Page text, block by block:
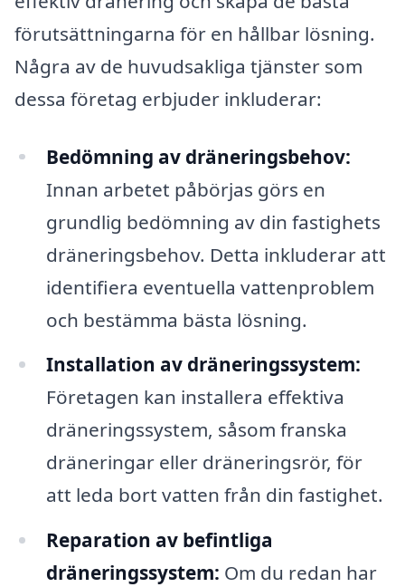
förutsättningarna för en hållbar lösning.
Några av de huvudsakliga tjänster som
dessa företag erbjuder inkluderar:
Bedömning av dräneringsbehov:
Innan arbetet påbörjas görs en
grundlig bedömning av din fastighets
dräneringsbehov. Detta inkluderar att
identifiera eventuella vattenproblem
och bestämma bästa lösning.
Installation av dräneringssystem:
Företagen kan installera effektiva
dräneringssystem, såsom franska
dräneringar eller dräneringsrör, för
att leda bort vatten från din fastighet.
Reparation av befintliga
dräneringssystem: Om du redan har